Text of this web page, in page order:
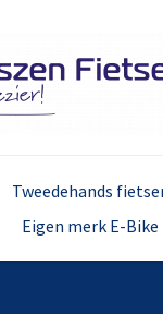
Tweedehands
Eigen merk E-